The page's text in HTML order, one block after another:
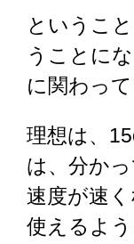
というこ
うことに
に関わっ
理想は、
は、分か
速度が速
使えるよう